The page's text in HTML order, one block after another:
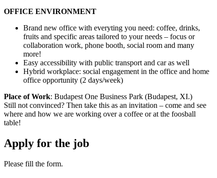
OFFICE ENVIRONMENT
Brand new office with everyting you need: coffee, drinks,
fruits and specific areas tailored to your needs – focus or
collaboration work, phone booth, social room and many
more!
Easy accessibility with public transport and car as well
Hybrid workplace: social engagement in the office and home
office opportunity (2 days/week)
Place of Work: Budapest One Business Park (Budapest, XI.)
Still not convinced? Then take this as an invitation – come and see
where and how we are working over a coffee or at the foosball
table!
Apply for the job
Please fill the form.